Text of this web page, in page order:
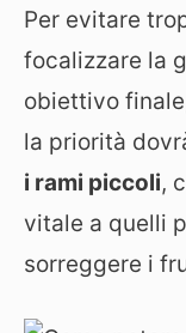
Per evitare
focalizzare la
obiettivo
la priorità
i rami piccoli,
vitale a quelli
sorreggere i